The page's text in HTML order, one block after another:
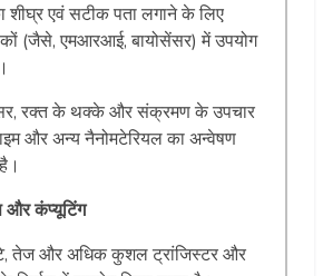
शीघ्र एवं सटीक पता लगाने के लिए
(जैसे, एमआरआई, बायोसेंसर) में उपयोग
रक्त के थक्के और संक्रमण के उपचार
और अन्य नैनोमटेरियल का अन्वेषण
और कंप्यूटिंग
तेज और अधिक कुशल ट्रांजिस्टर और